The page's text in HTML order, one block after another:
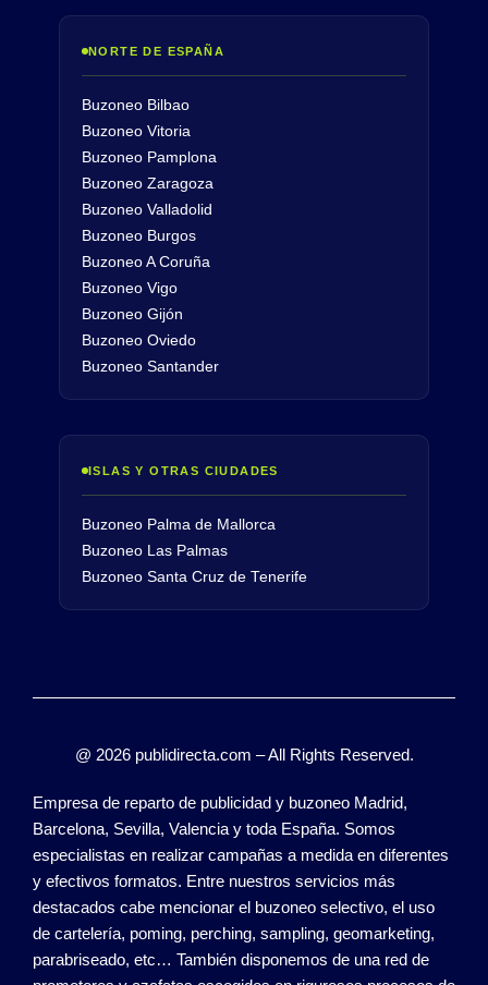
NORTE DE ESPAÑA
Buzoneo Bilbao
Buzoneo Vitoria
Buzoneo Pamplona
Buzoneo Zaragoza
Buzoneo Valladolid
Buzoneo Burgos
Buzoneo A Coruña
Buzoneo Vigo
Buzoneo Gijón
Buzoneo Oviedo
Buzoneo Santander
ISLAS Y OTRAS CIUDADES
Buzoneo Palma de Mallorca
Buzoneo Las Palmas
Buzoneo Santa Cruz de Tenerife
@ 2026 publidirecta.com – All Rights Reserved.
Empresa de reparto de publicidad y buzoneo Madrid,
Barcelona, Sevilla, Valencia y toda España. Somos
especialistas en realizar campañas a medida en diferentes
y efectivos formatos. Entre nuestros servicios más
destacados cabe mencionar el buzoneo selectivo, el uso
de cartelería, poming, perching, sampling, geomarketing,
parabriseado, etc… También disponemos de una red de